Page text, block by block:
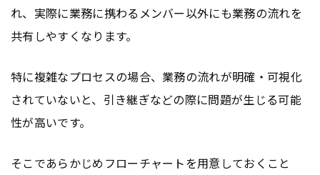
れ、実際に業務に携わるメンバー以外にも業務の流れを
共有しやすくなります。
特に複雑なプロセスの場合、業務の流れが明確・可視化
されていないと、引き継ぎなどの際に問題が生じる可能
性が高いです。
そこであらかじめフローチャートを用意しておくこと